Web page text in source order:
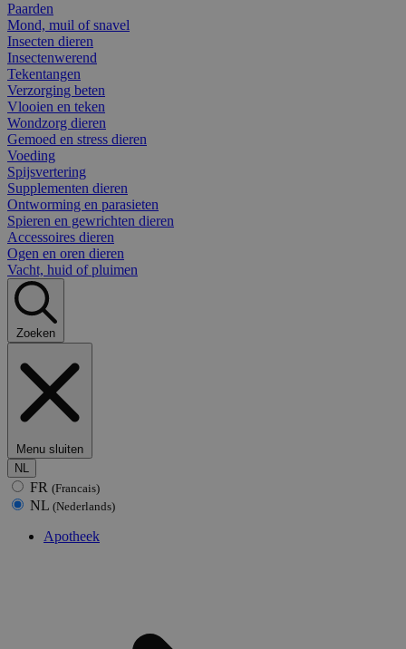
Paarden
Mond, muil of snavel
Insecten dieren
Insectenwerend
Tekentangen
Verzorging beten
Vlooien en teken
Wondzorg dieren
Gemoed en stress dieren
Voeding
Spijsvertering
Supplementen dieren
Ontworming en parasieten
Spieren en gewrichten dieren
Accessoires dieren
Ogen en oren dieren
Vacht, huid of pluimen
Zoeken
Menu sluiten
NL
FR (Francais)
NL (Nederlands)
Apotheek